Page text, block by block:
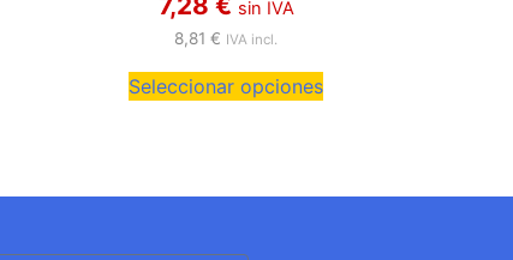
sin IVA
8,81€ IVA incl.
Seleccionar opciones